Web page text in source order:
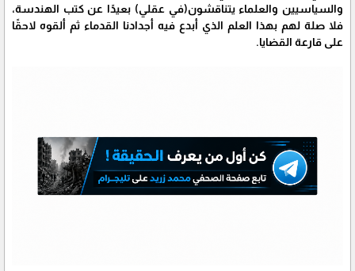
والسياسيين والعلماء يتناقشون(في عقلي) بعيدًا عن كتب الهندسة،
فلا صلة لهم بهذا العلم الذي أبدع فيه أجدادنا القدماء ثم ألقوه لاحقًا
على قارعة القضايا.